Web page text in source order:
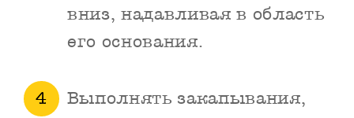
вниз, надавливая в область
его основания.
Выполнять закапывания,